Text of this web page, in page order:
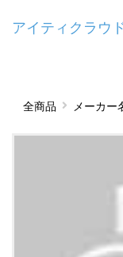
アイティクラウ
全商品 メーカー